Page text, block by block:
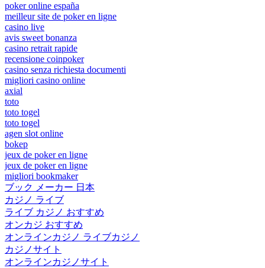
poker online españa
meilleur site de poker en ligne
casino live
avis sweet bonanza
casino retrait rapide
recensione coinpoker
casino senza richiesta documenti
migliori casino online
axial
toto
toto togel
toto togel
agen slot online
bokep
jeux de poker en ligne
jeux de poker en ligne
migliori bookmaker
ブック メーカー 日本
カジノ ライブ
ライブ カジノ おすすめ
オンカジ おすすめ
オンラインカジノ ライブカジノ
カジノサイト
オンラインカジノサイト